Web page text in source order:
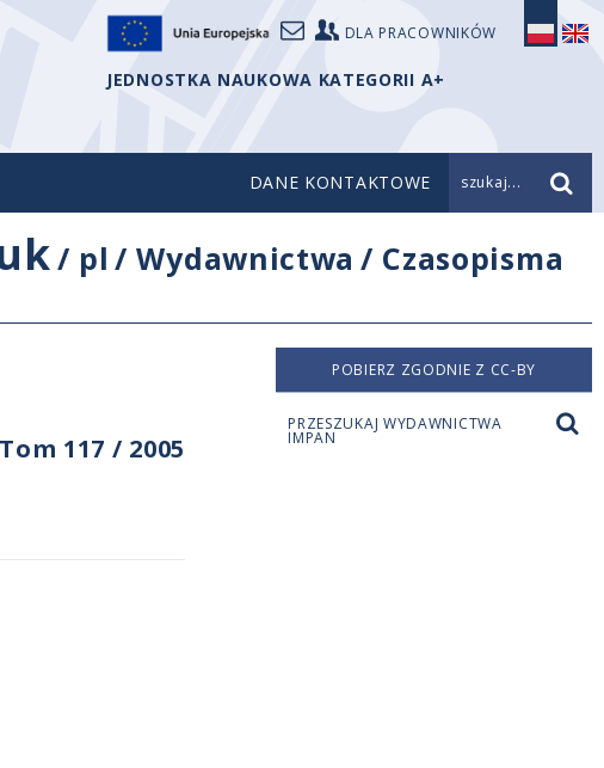
DLA PRACOWNIKÓW
JEDNOSTKA NAUKOWA KATEGORII A+
DANE KONTAKTOWE szukaj...
/ pl /Wydawnictwa / Czasopisma
Tom 117 / 2005
POBIERZ ZGODNIE Z CC-BY
PRZESZUKAJ WYDAWNICTWA
IMPAN